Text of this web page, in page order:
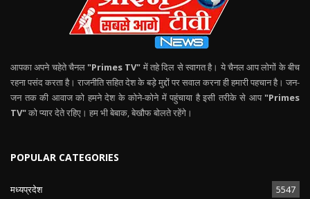
आपका अपने चहेते चैनल "Primes TV" में तहे दिल से स्वागत है। ये चैनल आप लोगों के बीच
रहना पसंद करता है। राजनीति सहित देश के बड़े मुद्दों पर सवाल करना ही हमारी पहचान है। जन-
जन तक की आवाज को हमने देश के कोने-कोने में पहुंचाया है इसी तरीके से आप "Primes
TV"को प्यार देते रहिए। हम भी बेबाक, बेखौफ बोलते रहेंगे।
POPULAR CATEGORIES
मध्यप्रदेश 5547